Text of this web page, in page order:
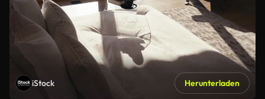
iStock Herunterladen